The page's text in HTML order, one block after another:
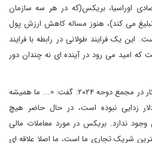
اوراسیا، بریکس(که در هر سه سازمان
می کند)، هنوز مساله کاهش ارزش پول
این یک فرایند طولانی در رابطه با فرایند
که امید می رود در آینده ای نه چندان دور
وزیر امور خارجه هند دکتر جایشانکار در مجمع دوحه ۲۰۲۴: گفت: «... ما همیشه
زدایی نبوده است، در حال حاضر هیچ
ندارد. بریکس در مورد معاملات مالی
شریک تجاری ما است، ما اصلا علاقه ای